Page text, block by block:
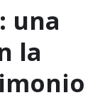
una
la